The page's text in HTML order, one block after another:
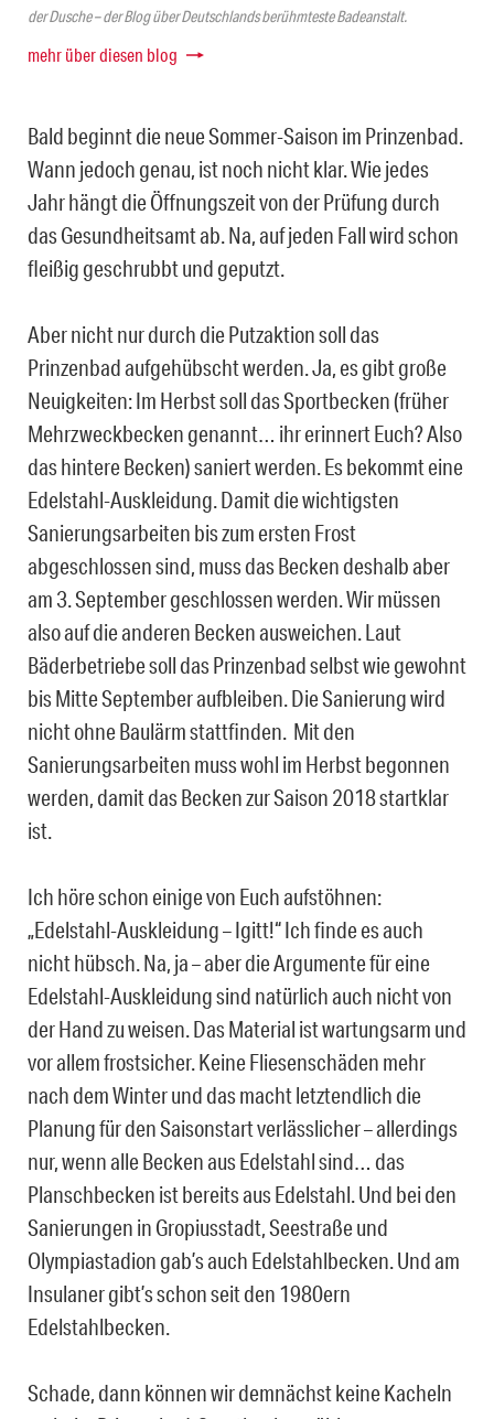
der Dusche – der Blog über Deutschlands berühmteste Badeanstalt.
mehr über diesen blog
Bald beginnt die neue Sommer-Saison im Prinzenbad.
Wann jedoch genau, ist noch nicht klar. Wie jedes
Jahr hängt die Öffnungszeit von der Prüfung durch
das Gesundheitsamt ab. Na, auf jeden Fall wird schon
fleißig geschrubbt und geputzt.
Aber nicht nur durch die Putzaktion soll das
Prinzenbad aufgehübscht werden. Ja, es gibt große
Neuigkeiten: Im Herbst soll das Sportbecken (früher
Mehrzweckbecken genannt… ihr erinnert Euch? Also
das hintere Becken) saniert werden. Es bekommt eine
Edelstahl-Auskleidung. Damit die wichtigsten
Sanierungsarbeiten bis zum ersten Frost
abgeschlossen sind, muss das Becken deshalb aber
am 3. September geschlossen werden. Wir müssen
also auf die anderen Becken ausweichen. Laut
Bäderbetriebe soll das Prinzenbad selbst wie gewohnt
bis Mitte September aufbleiben. Die Sanierung wird
nicht ohne Baulärm stattfinden. Mit den
Sanierungsarbeiten muss wohl im Herbst begonnen
werden, damit das Becken zur Saison 2018 startklar
ist.
Ich höre schon einige von Euch aufstöhnen:
„Edelstahl-Auskleidung – Igitt!“ Ich finde es auch
nicht hübsch. Na, ja – aber die Argumente für eine
Edelstahl-Auskleidung sind natürlich auch nicht von
der Hand zu weisen. Das Material ist wartungsarm und
vor allem frostsicher. Keine Fliesenschäden mehr
nach dem Winter und das macht letztendlich die
Planung für den Saisonstart verlässlicher – allerdings
nur, wenn alle Becken aus Edelstahl sind… das
Planschbecken ist bereits aus Edelstahl. Und bei den
Sanierungen in Gropiusstadt, Seestraße und
Olympiastadion gab’s auch Edelstahlbecken. Und am
Insulaner gibt’s schon seit den 1980ern
Edelstahlbecken.
Schade, dann können wir demnächst keine Kacheln